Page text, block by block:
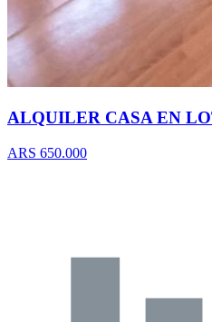
ALQUILER CASA EN
ARS 650.000